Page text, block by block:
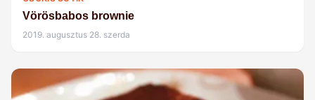
Vörösbabos brownie
2019. augusztus 28. szerda